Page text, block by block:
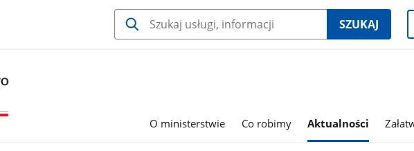
SZUKAJ
O ministerstwie Co robimy Aktualności